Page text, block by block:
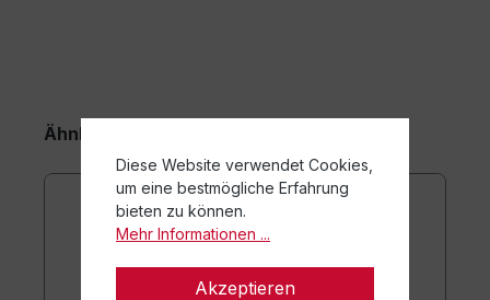
Ähnliche Artikel
Diese Website verwendet Cookies,
um eine bestmögliche Erfahrung
bieten zu können.
Mehr Informationen ...
Akzeptieren